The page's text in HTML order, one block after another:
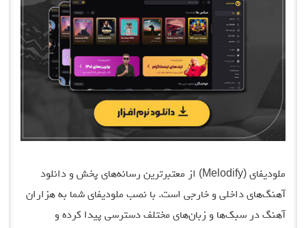
ملودیفای (Melodify) از معتبرترین رسانه‌های پخش و دانلود
آهنگ‌های داخلی و خارجی است. با نصب ملودیفای شما به هزاران
آهنگ در سبک‌ها و زبان‌های مختلف دسترسی پیدا کرده و